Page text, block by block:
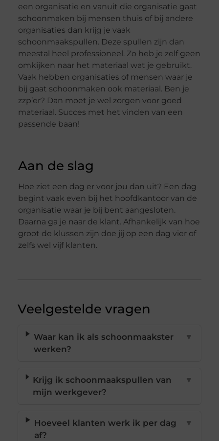
een organisatie en vanuit die organisatie gaat
schoonmaken bij mensen thuis of bij andere
organisaties dan krijg je vaak
schoonmaakspullen. Deze spullen zijn dan
meestal heel professioneel. Zo heb je zelf geen
omkijken naar het materiaal wat je gebruikt.
Vaak hebben organisaties of mensen waar je
bij gaat schoonmaken ook materiaal. Ben je
zzp’er? Dan moet je wel zorgen voor goed
materiaal. Succes met het vinden van een
passende baan!
Aan de slag
Hoe ziet een dag er voor jou dan uit? Een dag
begint vaak even bij het hoofdkantoor van de
organisatie waar je bij bent aangesloten.
Daarna ga je naar de klant. Afhankelijk van hoe
groot de klussen zijn doe jij op een dag vier of
zelfs wel vijf klanten.
Veelgestelde vragen
Waar kan ik als schoonmaakster
werken?
▼
Krijg ik schoonmaakspullen van
mijn werkgever?
▼
Hoeveel klanten werk ik per dag
af?
▼